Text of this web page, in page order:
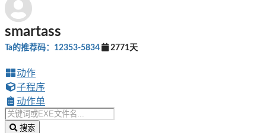
smartass
Ta的推荐码：12353-5834 2771天
动作
子程序
动作单
搜索